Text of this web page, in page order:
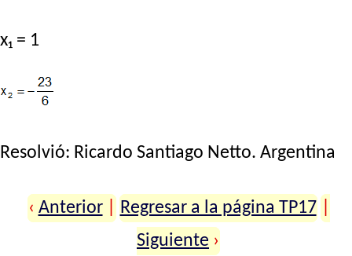
x₁ = 1
Resolvió: Ricardo Santiago Netto. Argentina
‹ Anterior Regresar a la página TP17
Siguiente ›